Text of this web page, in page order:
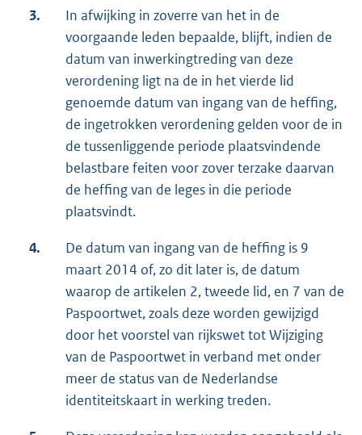
3.
In afwijking in zoverre van het in de
voorgaande leden bepaalde, blijft, indien de
datum van inwerkingtreding van deze
verordening ligt na de in het vierde lid
genoemde datum van ingang van de heffing,
de ingetrokken verordening gelden voor de in
de tussenliggende periode plaatsvindende
belastbare feiten voor zover terzake daarvan
de heffing van de leges in die periode
plaatsvindt.
4.
De datum van ingang van de heffing is 9
maart 2014 of, zo dit later is, de datum
waarop de artikelen 2, tweede lid, en 7 van de
Paspoortwet, zoals deze worden gewijzigd
door het voorstel van rijkswet tot Wijziging
van de Paspoortwet in verband met onder
meer de status van de Nederlandse
identiteitskaart in werking treden.